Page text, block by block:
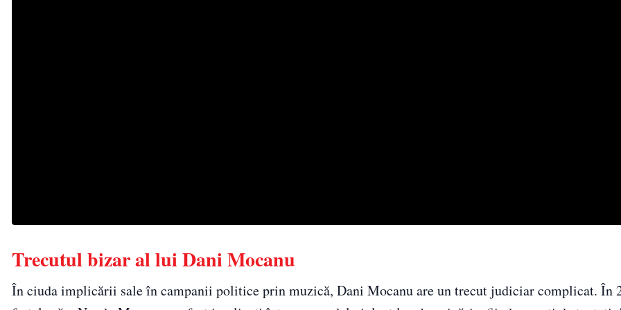
Trecutul bizar al lui Dani Mocanu
În ciuda implicării sale în campanii politice prin muzică, Dani Mocanu are un trecut judiciar complicat. În